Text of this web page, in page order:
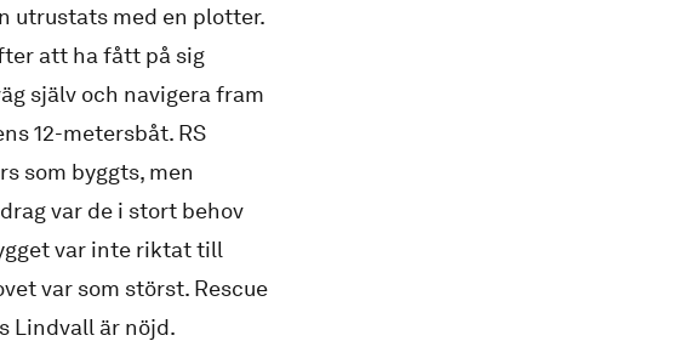
utrustats med en plotter.
att ha fått på sig
själv och navigera fram
12-metersbåt. RS
som byggts, men
var de i stort behov
var inte riktat till
var som störst. Rescue
Lindvall är nöjd.